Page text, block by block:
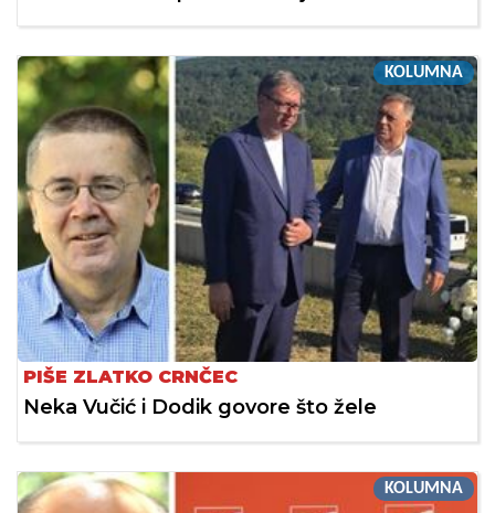
KOLUMNA
PIŠE ZLATKO CRNČEC
Neka Vučić i Dodik govore što žele
KOLUMNA